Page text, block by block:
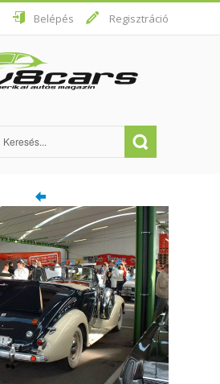
Belépés Regisztráció